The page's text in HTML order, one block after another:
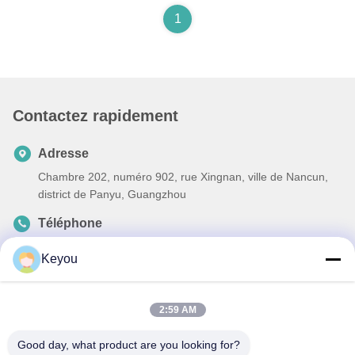
1
Contactez rapidement
Adresse
Chambre 202, numéro 902, rue Xingnan, ville de Nancun,
district de Panyu, Guangzhou
Téléphone
Keyou
2:59 AM
Good day, what product are you looking for?